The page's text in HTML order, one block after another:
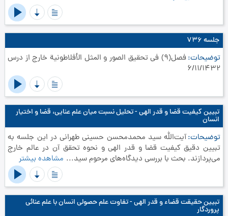
جلسه ۷۳۶
توضیحات
فصل(9) في تحقيق الصور و المثل الأفلاطونية خارج از درس
6/11/1432
تبیین کیفیت قضا و قدر الهی - تحلیل نسبت میان علم عنایی، قضا و اختیار
انسان
توضیحات آیت‌الله سید محمدمحسن حسینی طهرانی در این جلسه به
تبیین دقیق کیفیت قضا و قدر الهی و نحوه تحقق آن در عالم خارج
می‌پردازند. بحث با بررسی دیدگاه‌های مرحوم سید... مشاهده بیشتر
تبیین حقیقت قضاء و قدر الهی - تفاوت علم حصولی انسان با علم عنائى
پروردگار